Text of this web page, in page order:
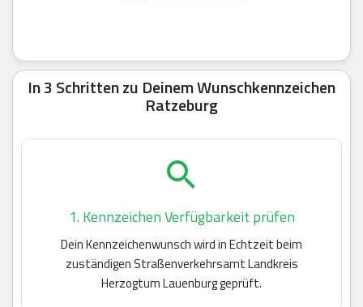
In 3 Schritten zu Deinem Wunschkennzeichen
Ratzeburg
1. Kennzeichen Verfügbarkeit prüfen
Dein Kennzeichenwunsch wird in Echtzeit beim
zuständigen Straßenverkehrsamt Landkreis
Herzogtum Lauenburg geprüft.